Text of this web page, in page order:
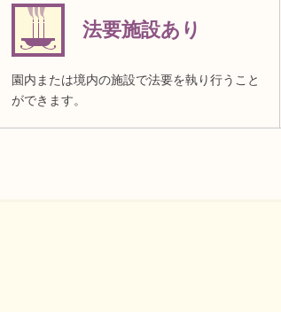
法要施設あり
園内または境内の施設で法要を執り行うこと
ができます。